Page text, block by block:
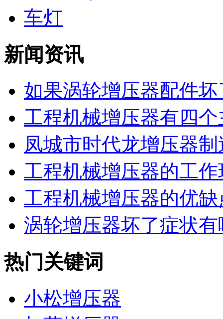
车灯
新闻资讯
如果涡轮增压器配件坏
工程机械增压器有四个
凤城市时代龙增压器
工程机械增压器的工作
工程机械增压器的优缺
涡轮增压器坏了症状有
热门关键词
小松增压器